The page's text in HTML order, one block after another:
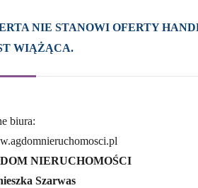
NIE STANOWI OFERTY
WIĄŻĄCA.
biura:
NIERUCHOMOŚCI
Szarwas